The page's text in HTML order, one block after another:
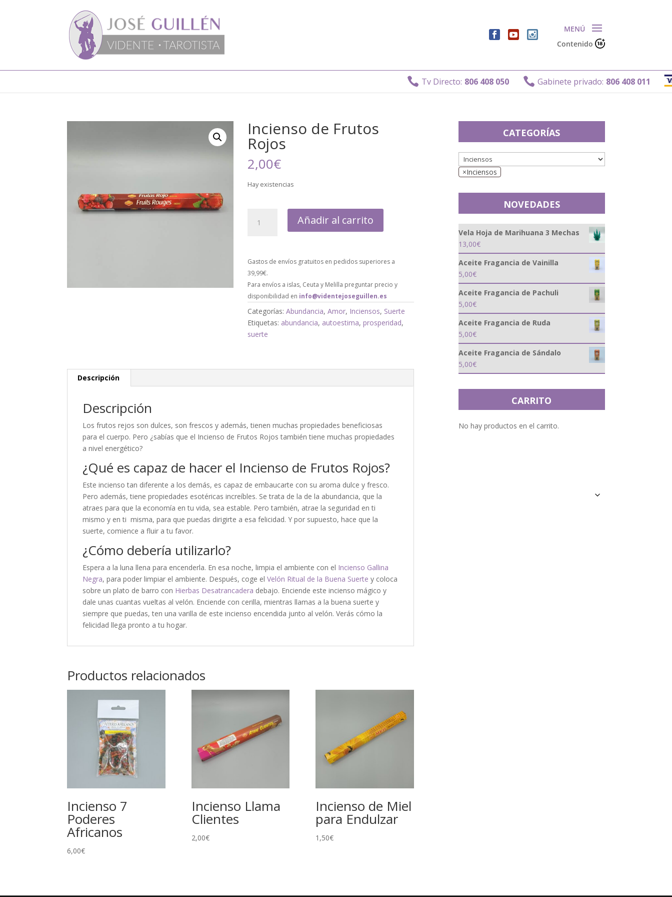
Contenido
Tv Directo: 806 408 050 Gabinete privado: 806 408 011
Incienso de Frutos
Rojos
2,00€
Hay existencias
Añadir al carrito
Gastos de envíos gratuitos en pedidos superiores a
39,99€.
Para envíos a islas, Ceuta y Melilla preguntar precio y
disponibilidad en info@videntejoseguillen.es
Categorías:Abundancia,Amor, Inciensos, Suerte
Etiquetas: abundancia, autoestima,prosperidad,
suerte
Descripción
Descripción
Los frutos rejos son dulces, son frescos y además, tienen muchas propiedades beneficiosas
para el cuerpo. Pero ¿sabías que el Incienso de Frutos Rojos también tiene muchas propiedades
a nivel energético?
¿Qué es capaz de hacer el Incienso de Frutos Rojos?
Este incienso tan diferente a los demás, es capaz de embaucarte con su aroma dulce y fresco.
Pero además, tiene propiedades esotéricas increíbles. Se trata de la de la abundancia, que la
atraes para que la economía en tu vida, sea estable. Pero también, atrae la seguridad en ti
mismo y en ti misma, para que puedas dirigirte a esa felicidad. Y por supuesto, hace que la
suerte, comience a fluir a tu favor.
¿Cómo debería utilizarlo?
Espera a la luna llena para encenderla. En esa noche, limpia el ambiente con el Incienso Gallina
Negra, para poder limpiar el ambiente. Después, coge elVelón Ritual de la Buena Suerte y coloca
sobre un plato de barro con Hierbas Desatrancadera debajo. Enciende este incienso mágico y
dale unas cuantas vueltas al velón. Enciende con cerilla, mientras llamas a la buena suerte y
siempre que puedas, ten una varilla de este incienso encendida junto al velón. Verás cómo la
felicidad llega pronto a tu hogar.
Productos relacionados
Incienso 7
Poderes
Africanos
6,00€
Incienso Llama
Clientes
2,00€
Incienso de Miel
para Endulzar
1,50€
CATEGORÍAS
×Inciensos
NOVEDADES
Vela Hoja de Marihuana 3 Mechas
13,00€
Aceite Fragancia de Vainilla
5,00€
Aceite Fragancia de Pachuli
5,00€
Aceite Fragancia de Ruda
5,00€
Aceite Fragancia de Sándalo
5,00€
CARRITO
No hay productos en el carrito.